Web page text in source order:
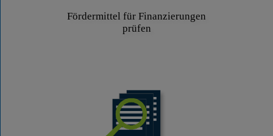
Fördermittel für Finanzierungen
prüfen